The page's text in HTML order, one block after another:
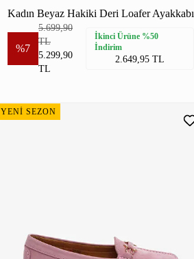
Kadın Beyaz Hakiki Deri Loafer Ayakkabı
%7
5.699,90
TL
5.299,90
TL
İkinci Ürüne %50
İndirim
2.649,95 TL
YENİ SEZON